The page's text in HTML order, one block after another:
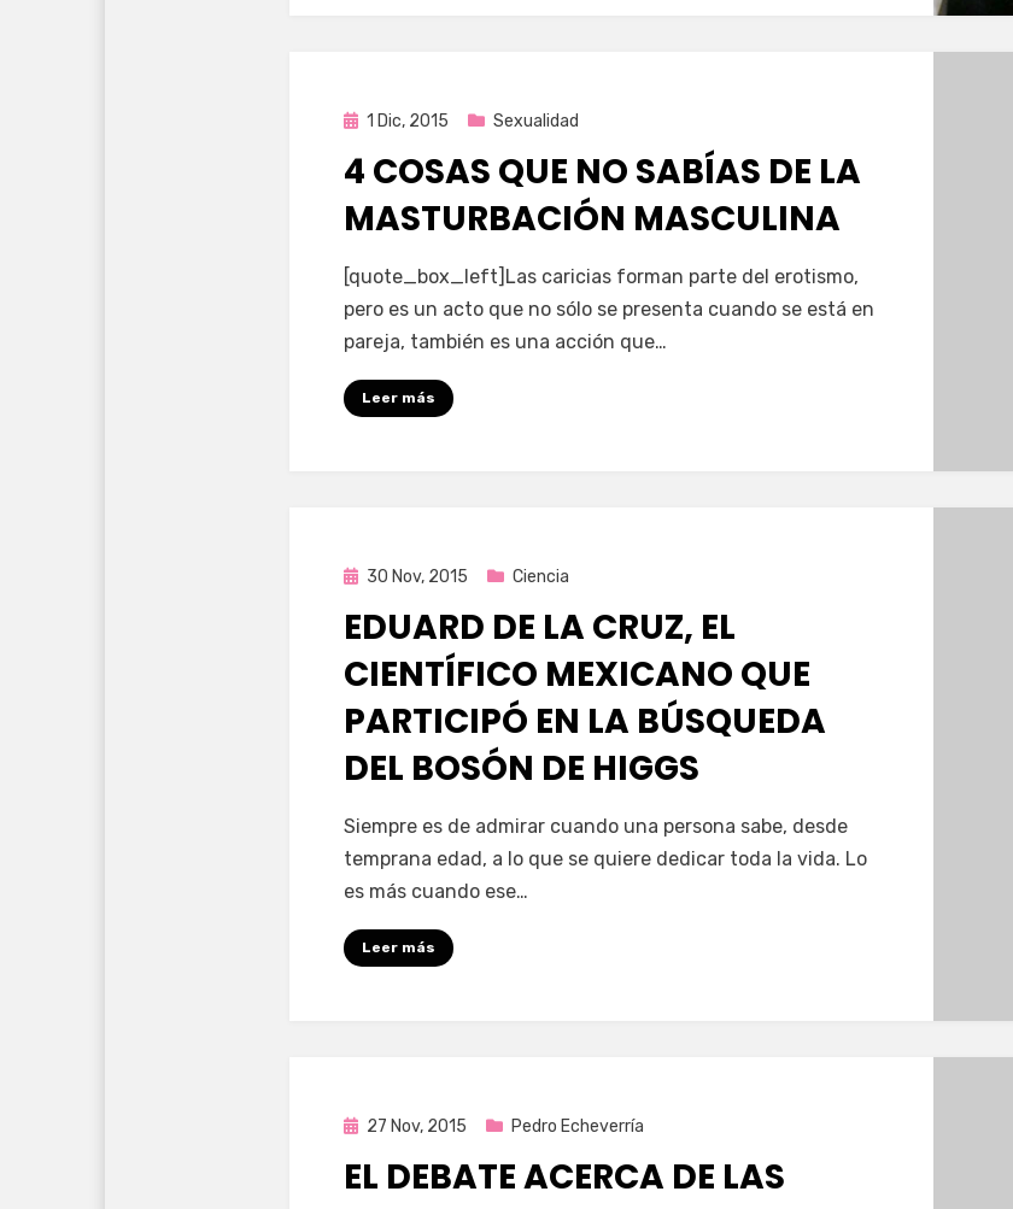
Publicada
1 Dic, 2015 Sexualidad
4 COSAS QUE NO SABÍAS DE LA
MASTURBACIÓN MASCULINA
porEnrique
[quote_box_left]Las caricias forman parte del erotismo,
pero es un acto que no sólo se presenta cuando se está en
pareja, también es una acción que…
Leer más
Publicada
30 Nov, 2015 Ciencia
EDUARD DE LA CRUZ, EL
CIENTÍFICO MEXICANO QUE
PARTICIPÓ EN LA BÚSQUEDA
DEL BOSÓN DE HIGGS
porEnrique
Siempre es de admirar cuando una persona sabe, desde
temprana edad, a lo que se quiere dedicar toda la vida. Lo
es más cuando ese…
Leer más
Publicada
27 Nov, 2015 Pedro Echeverría
EL DEBATE ACERCA DE LAS